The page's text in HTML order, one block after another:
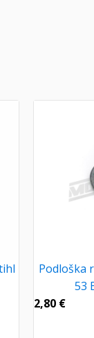
Podloška
53
2,80 €